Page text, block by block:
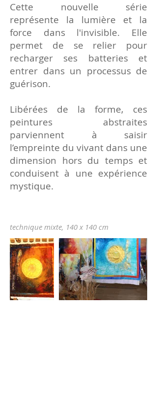
Cette nouvelle série
représente la lumière et la
force dans l'invisible. Elle
permet de se relier pour
recharger ses batteries et
entrer dans un processus de
guérison.
Libérées de la forme, ces
peintures abstraites
parviennent à saisir
l’empreinte du vivant dans une
dimension hors du temps et
conduisent à une expérience
mystique.
technique mixte, 140 x 140 cm